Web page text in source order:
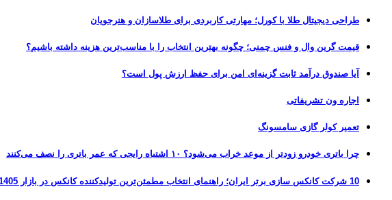
طراحی دیجیتال طلا با کورل؛ مهارتی کاربردی برای طلاسازان و هنرجویان
قیمت گرین وال و فنس چمنی؛ چگونه بهترین انتخاب را با مناسب‌ترین هزینه داشته باشیم؟
آیا صندوق درآمد ثابت گزینه‌ای امن برای حفظ ارزش پول است؟
اجاره ون تشریفاتی
تعمیر کولر گازی سامسونگ
چرا باتری خودرو زودتر از موعد خراب می‌شود؟ ۱۰ اشتباه رایجی که عمر باتری را نصف می‌کنند
10 شرکت کانکس سازی برتر ایران؛ راهنمای انتخاب مطمئن‌ترین تولیدکننده کانکس در بازار 1405